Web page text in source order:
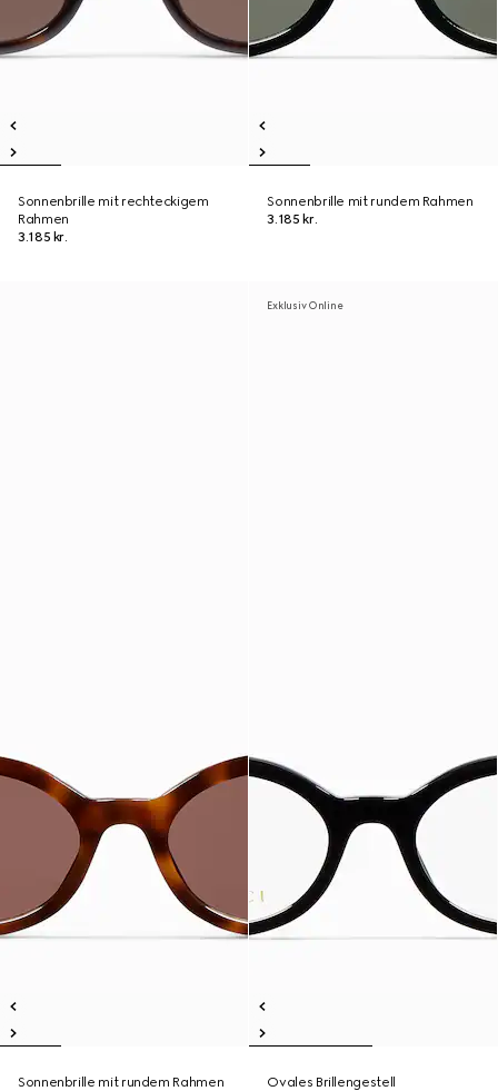
Sonnenbrille mit rechteckigem
Rahmen
3.185 kr.
Sonnenbrille mit rundem Rahmen
3.185 kr.
Sonnenbrille mit rundem Rahmen
Exklusiv Online
Ovales Brillengestell